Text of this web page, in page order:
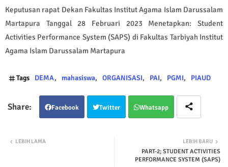
Keputusan rapat Dekan Fakultas Institut Agama Islam Darussalam
Martapura Tanggal 28 Februari 2023 Menetapkan: Student
Activities Performance System (SAPS) di Fakultas Tarbiyah Institut
Agama Islam Darussalam Martapura
Tags DEMA mahasiswa ORGANISASI PAI PGMI PIAUD
Facebook Twitter Whatsapp
LEBIH BARU
PART-2; STUDENT ACTIVITIES
PERFORMANCE SYSTEM (SAPS)
LEBIH LAMA